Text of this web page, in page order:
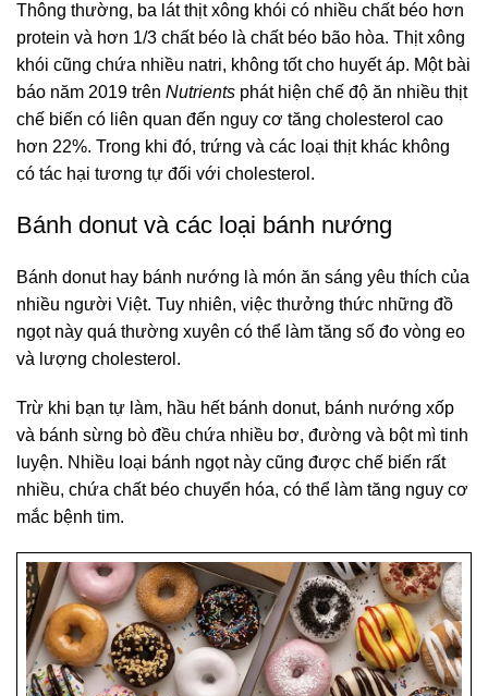
Thông thường, ba lát thịt xông khói có nhiều chất béo hơn
protein và hơn 1/3 chất béo là chất béo bão hòa. Thịt xông
khói cũng chứa nhiều natri, không tốt cho huyết áp. Một bài
báo năm 2019 trên Nutrients phát hiện chế độ ăn nhiều thịt
chế biến có liên quan đến nguy cơ tăng cholesterol cao
hơn 22%. Trong khi đó, trứng và các loại thịt khác không
có tác hại tương tự đối với cholesterol.
Bánh donut và các loại bánh nướng
Bánh donut hay bánh nướng là món ăn sáng yêu thích của
nhiều người Việt. Tuy nhiên, việc thưởng thức những đồ
ngọt này quá thường xuyên có thể làm tăng số đo vòng eo
và lượng cholesterol.
Trừ khi bạn tự làm, hầu hết bánh donut, bánh nướng xốp
và bánh sừng bò đều chứa nhiều bơ, đường và bột mì tinh
luyện. Nhiều loại bánh ngọt này cũng được chế biến rất
nhiều, chứa chất béo chuyển hóa, có thể làm tăng nguy cơ
mắc bệnh tim.